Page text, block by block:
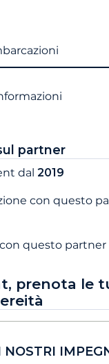
Voto
partner
dal 2019
con questo
questo partner
prenota le
NOSTRI